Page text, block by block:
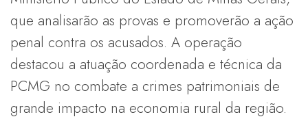
que analisarão as provas e promoverão a ação
penal contra os acusados. A operação
destacou a atuação coordenada e técnica da
PCMG no combate a crimes patrimoniais de
grande impacto na economia rural da região.